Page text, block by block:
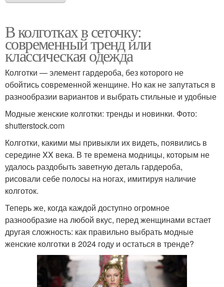
В колготках в сеточку:
современный тренд или
классическая одежда
Колготки — элемент гардероба, без которого не
обойтись современной женщине. Но как не запутаться в
разнообразии вариантов и выбрать стильные и удобные
Модные женские колготки: тренды и новинки. Фото:
shutterstock.com
Колготки, какими мы привыкли их видеть, появились в
середине XX века. В те времена модницы, которым не
удалось раздобыть заветную деталь гардероба,
рисовали себе полосы на ногах, имитируя наличие
колготок.
Теперь же, когда каждой доступно огромное
разнообразие на любой вкус, перед женщинами встает
другая сложность: как правильно выбрать модные
женские колготки в 2024 году и остаться в тренде?